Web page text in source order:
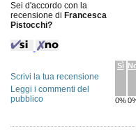
Sei d'accordo con la
recensione di Francesca
Pistocchi?
Sì
0%
Scrivi la tua recensione
Leggi i commenti del
pubblico